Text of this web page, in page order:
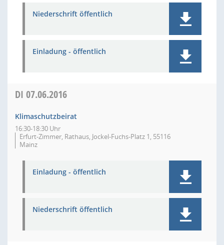
Niederschrift öffentlich
Einladung - öffentlich
DI 07.06.2016
Klimaschutzbeirat
16:30-18:30 Uhr
Erfurt-Zimmer, Rathaus, Jockel-Fuchs-Platz 1, 55116
Mainz
Einladung - öffentlich
Niederschrift öffentlich